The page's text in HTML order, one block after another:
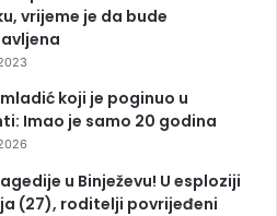
vrijeme je da bude
koji je poginuo u
Imao je samo 20 godina
u Binježevu! U esploziji
(27), roditelji povrijeđeni